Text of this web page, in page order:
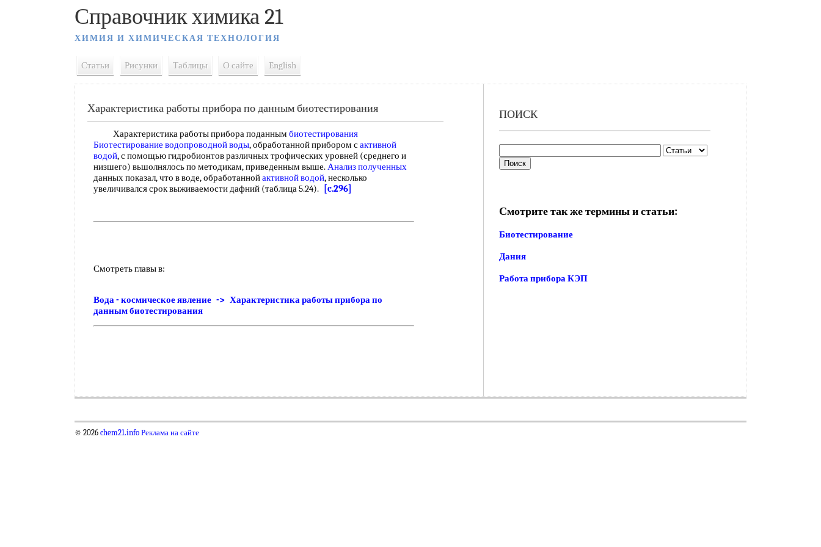
Справочник химика 21
ХИМИЯ И ХИМИЧЕСКАЯ ТЕХНОЛОГИЯ
Статьи Рисунки Таблицы О сайте English
Характеристика работы прибора по данным биотестирования
Характеристика работы прибора поданным биотестирования
Биотестирование водопроводной воды, обработанной прибором сактивной
водой, с помощью гидробионтов различных трофических уровней (среднего и
низшего) вьшолнялось по методикам, приведенным выше.Анализ полученных
данных показал, что в воде, обработаннойактивной водой, несколько
увеличивался срок выживаемости дафний (таблица 5.24).
[c.296]
Смотреть главы в:
Вода - космическое явление -> Характеристика работы прибора по
данным биотестирования
ПОИСК
Смотрите так же термины и статьи:
Биотестирование
Дания
Работа прибора КЭП
© 2026 chem21.info Реклама на сайте